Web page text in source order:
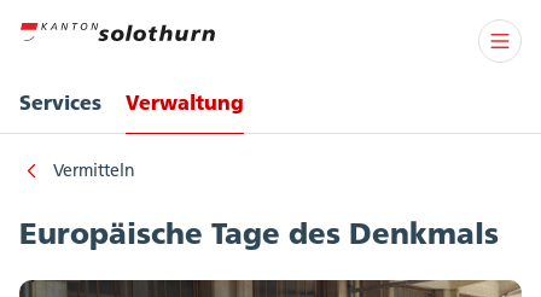
Services Verwaltung
Vermitteln
Europäische Tage des Denkmals